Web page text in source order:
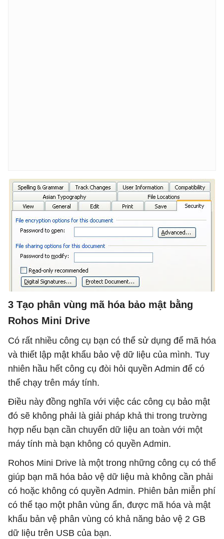
3 Tạo phân vùng mã hóa bảo mật bằng
Rohos Mini Drive
Có rất nhiều công cụ bạn có thể sử dụng để mã hóa
và thiết lập mật khẩu bảo vệ dữ liệu của mình. Tuy
nhiên hầu hết công cụ đòi hỏi quyền Admin để có
thể chạy trên máy tính.
Điều này đồng nghĩa với việc các công cụ bảo mật
đó sẽ không phải là giải pháp khả thi trong trường
hợp nếu bạn cần chuyển dữ liệu an toàn với một
máy tính mà bạn không có quyền Admin.
Rohos Mini Drive là một trong những công cụ có thể
giúp bạn mã hóa bảo vệ dữ liệu mà không cần phải
có hoặc không có quyền Admin. Phiên bản miễn phí
có thể tạo một phân vùng ẩn, được mã hóa và mật
khẩu bản vệ phân vùng có khả năng bảo vệ 2 GB
dữ liệu trên USB của bạn.